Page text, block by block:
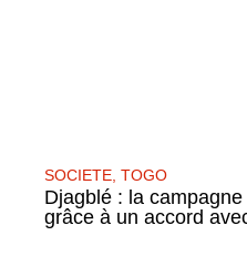
SOCIETE TOGO
Djagblé : la
grâce à un accord